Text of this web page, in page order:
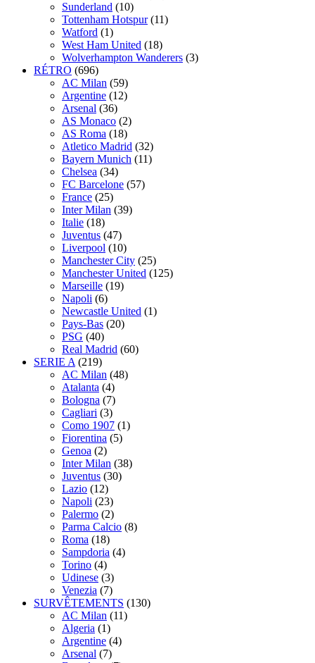
Sunderland (10)
Tottenham Hotspur (11)
Watford (1)
West Ham United (18)
Wolverhampton Wanderers (3)
RÉTRO (696)
AC Milan (59)
Argentine (12)
Arsenal (36)
AS Monaco (2)
AS Roma (18)
Atletico Madrid (32)
Bayern Munich (11)
Chelsea (34)
FC Barcelone (57)
France (25)
Inter Milan (39)
Italie (18)
Juventus (47)
Liverpool (10)
Manchester City (25)
Manchester United (125)
Marseille (19)
Napoli (6)
Newcastle United (1)
Pays-Bas (20)
PSG (40)
Real Madrid (60)
SERIE A (219)
AC Milan (48)
Atalanta (4)
Bologna (7)
Cagliari (3)
Como 1907 (1)
Fiorentina (5)
Genoa (2)
Inter Milan (38)
Juventus (30)
Lazio (12)
Napoli (23)
Palermo (2)
Parma Calcio (8)
Roma (18)
Sampdoria (4)
Torino (4)
Udinese (3)
Venezia (7)
SURVÊTEMENTS (130)
AC Milan (11)
Algeria (1)
Argentine (4)
Arsenal (7)